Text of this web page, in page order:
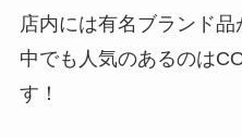
店内には有名ブランド品
中でも人気のあるのは
す！